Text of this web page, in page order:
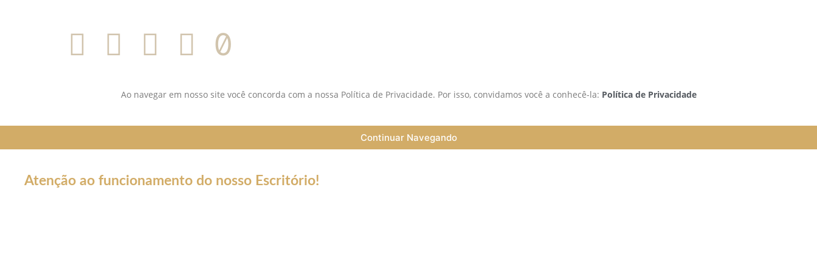
Ao navegar em nosso site você concorda com a nossa Política de Privacidade. Por isso, convidamos você a conhecê-la: Política de Privacidade
Continuar Navegando
Atenção ao funcionamento do nosso Escritório!